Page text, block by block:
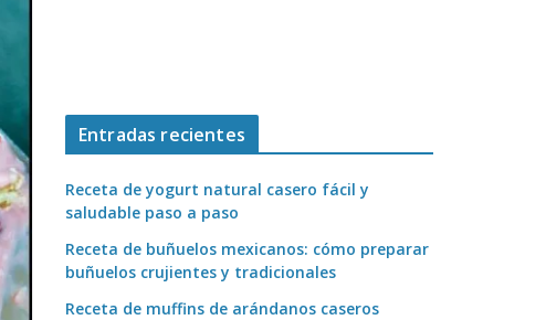
Entradas recientes
Receta de yogurt natural casero fácil y
saludable paso a paso
Receta de buñuelos mexicanos: cómo preparar
buñuelos crujientes y tradicionales
Receta de muffins de arándanos caseros